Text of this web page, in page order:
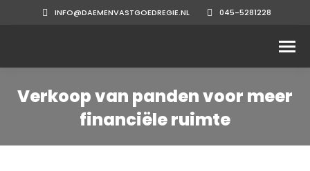
INFO@DAEMENVASTGOEDREGIE.NL 045-5281228
Verkoop van panden voor meer
financiële ruimte